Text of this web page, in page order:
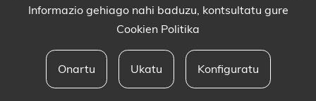
Informazio gehiago nahi baduzu, kontsultatu gure
Cookien Politika
Onartu Ukatu Konfiguratu